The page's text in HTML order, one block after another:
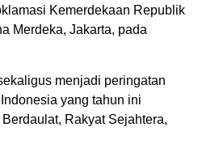
Kemerdekaan Republik
Merdeka, Jakarta, pada
menjadi peringatan
yang tahun ini
Rakyat Sejahtera,